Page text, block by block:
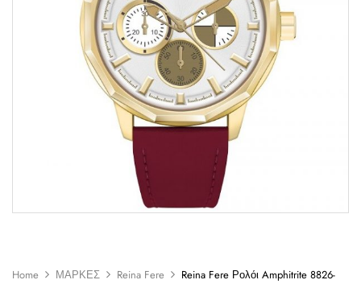
Home ΜΑΡΚΕΣ Reina Fere
Reina Fere Ρολόι Amphitrite 8826-